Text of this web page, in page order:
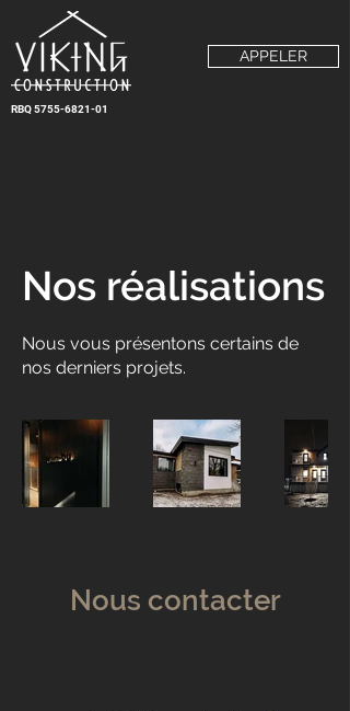
RBQ5755-6821-01
APPELER
Nos réalisations
Nous vous présentons certains de
nos derniers projets.
Nous contacter